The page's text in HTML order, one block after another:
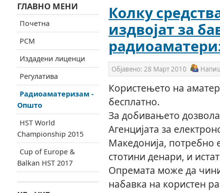
Колку
издвојат за
Објавено: 28 Март 2010
Користењето на
бесплатно.
За добивањето
Агенцијата за
Македонија, потребно
стотини денари, и
Опремата може да
набавка на користен
ГЛАВНО МЕНИ
Почетна
РСМ
Издадени лиценци
Регулатива
Радиоаматеризам -
Општо
HST World
Championship 2015
Cup of Europe &
Balkan HST 2017